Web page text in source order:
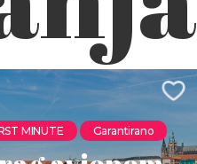
MINUTE Garantirano